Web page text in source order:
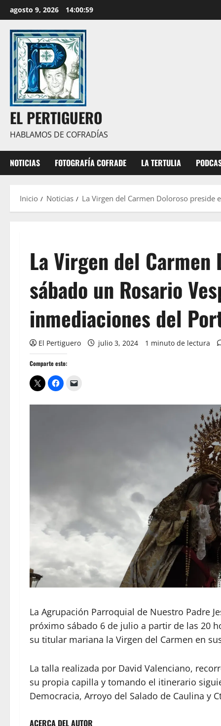
al
contenido
agosto 9, 2026 14:01:01
EL PERTIGUERO
HABLAMOS DE COFRADÍAS
NOTICIAS FOTOGRAFÍA COFRADE LA TERTULIA
Inicio Noticias La Virgen del Carmen Doloroso preside
La Virgen del
sábado un Rosario
inmediaciones del
El Pertiguero julio 3, 2024 1 minuto de lectura
Comparte esto:
La Agrupación Parroquial de Nuestro Padre
próximo sábado 6 de julio a partir de las 20
su titular mariana la Virgen del Carmen en
La talla realizada por David Valenciano,
su propia capilla y tomando el itinerario
Democracia, Arroyo del Salado de Caulina y
ACERCA DEL AUTOR